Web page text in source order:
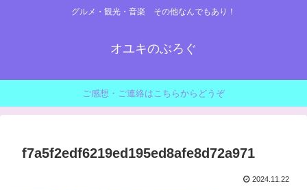
グルメ・観光・音楽 その他なんでもあり！
オユキのぶろぐ
ご感想・ご連絡はこちらからどうぞ
f7a5f2edf6219ed195ed8afe8d72a971
2024.11.22